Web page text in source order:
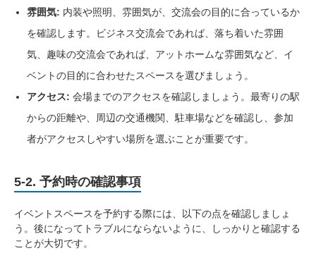
雰囲気: 内装や照明、雰囲気が、交流会の目的に合っているか
を確認します。ビジネス交流会であれば、落ち着いた雰囲
気、趣味の交流会であれば、アットホームな雰囲気など、イ
ベントの目的に合わせたスペースを選びましょう。
アクセス: 会場までのアクセスを確認しましょう。最寄りの駅
からの距離や、周辺の交通機関、駐車場などを確認し、参加
者がアクセスしやすい場所を選ぶことが重要です。
5-2. 予約時の確認事項
イベントスペースを予約する際には、以下の点を確認しましょ
う。後になってトラブルにならないように、しっかりと確認する
ことが大切です。